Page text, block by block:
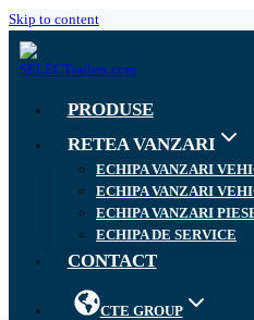
Skip to content
PRODUSE
RETEA VANZARI
ECHIPA VANZARI
ECHIPA VANZARI
ECHIPA VANZARI
ECHIPA DE SERVICE
CONTACT
CTE GROUP